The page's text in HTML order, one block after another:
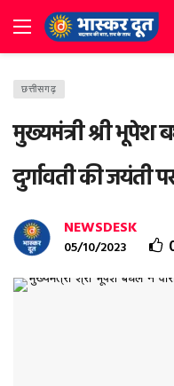
छत्तीसगढ़
मुख्यमंत्री श्री भूपेश
दुर्गावती की जयंती
NEWSDESK
05/10/2023